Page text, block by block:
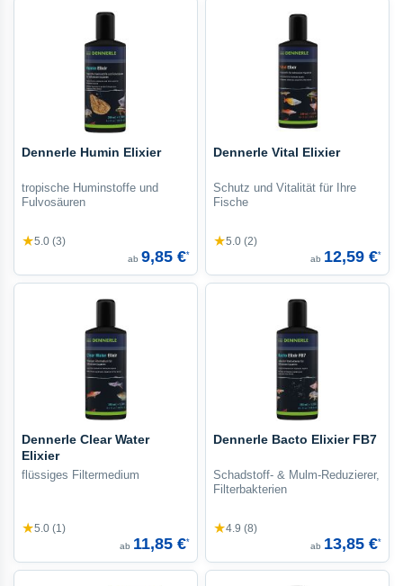
Dennerle Humin Elixier
tropische Huminstoffe und
Fulvosäuren
★5.0 (3)
ab 9,85 €*
Dennerle Vital Elixier
Schutz und Vitalität für Ihre
Fische
★5.0 (2)
ab 12,59 €*
Dennerle Clear Water
Elixier
flüssiges Filtermedium
★5.0 (1)
ab 11,85 €*
Dennerle Bacto Elixier FB7
Schadstoff- & Mulm-Reduzierer,
Filterbakterien
★4.9 (8)
ab 13,85 €*